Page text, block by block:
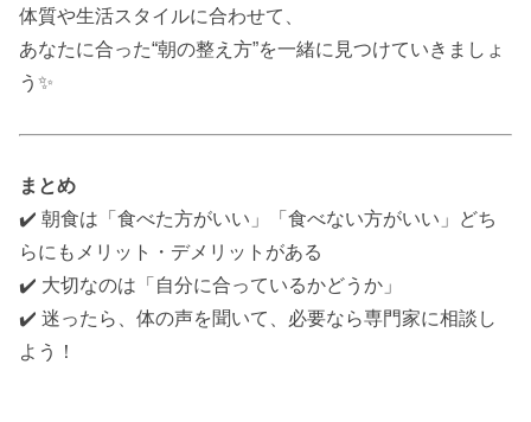
体質や生活スタイルに合わせて、
あなたに合った“朝の整え方”を一緒に見つけていきましょ
う✨
まとめ
✔️ 朝食は「食べた方がいい」「食べない方がいい」どち
らにもメリット・デメリットがある
✔️ 大切なのは「自分に合っているかどうか」
✔️ 迷ったら、体の声を聞いて、必要なら専門家に相談し
よう！